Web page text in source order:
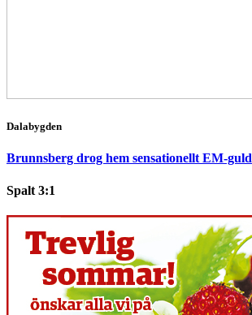
Dalabygden
Brunnsberg drog hem sensationellt EM-guld
Spalt 3:1